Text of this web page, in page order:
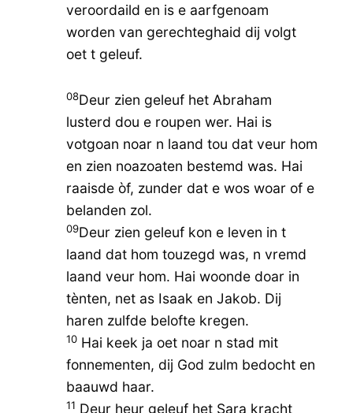
veroordaild en is e aarfgenoam
worden van gerechteghaid dij volgt
oet t geleuf.
08Deur zien geleuf het Abraham
lusterd dou e roupen wer. Hai is
votgoan noar n laand tou dat veur hom
en zien noazoaten bestemd was. Hai
raaisde òf, zunder dat e wos woar of e
belanden zol.
09Deur zien geleuf kon e leven in t
laand dat hom touzegd was, n vremd
laand veur hom. Hai woonde doar in
tènten, net as Isaak en Jakob. Dij
haren zulfde belofte kregen.
10Hai keek ja oet noar n stad mit
fonnementen, dij God zulm bedocht en
baauwd haar.
11 Deur heur geleuf het Sara kracht